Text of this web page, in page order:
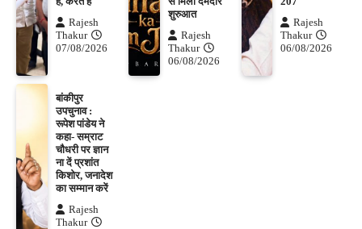
Rajesh
Thakur
07/08/2026
शुरुआत
Rajesh
Thakur
06/08/2026
Rajesh
Thakur
06/08/2026
बांकीपुर
उपचुनाव :
रूपेश पांडेय ने
कहा- सम्राट
चौधरी पर ज्ञान
ना दें प्रशांत
किशोर, जनादेश
का सम्मान करें
Rajesh
Thakur